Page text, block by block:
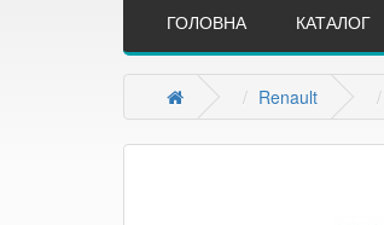
ГОЛОВНА КАТАЛОГ
Renault